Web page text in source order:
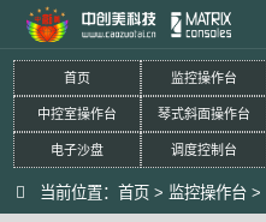
首页 监控操作台
中控室操作台 琴式斜面操作台
电子沙盘 调度控制台
当前位置：首页 > 监控操作台 >